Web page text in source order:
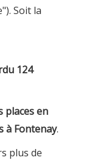
Soit la
124
en
à Fontenay.
plus de